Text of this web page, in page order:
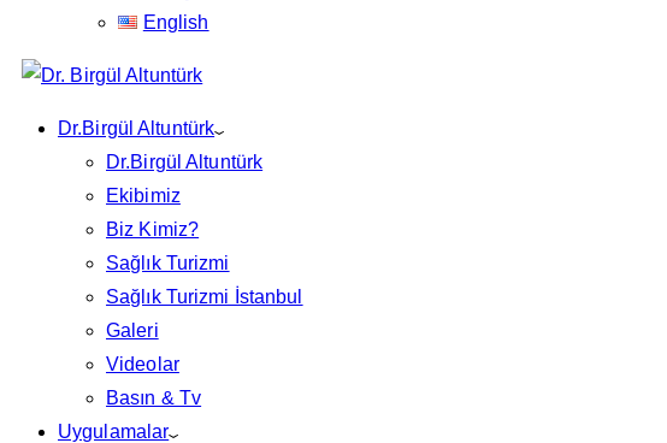
English
Dr.Birgül Altuntürk
Dr.Birgül Altuntürk
Ekibimiz
Biz Kimiz?
Sağlık Turizmi
Sağlık Turizmi İstanbul
Galeri
Videolar
Basın & Tv
Uygulamalar